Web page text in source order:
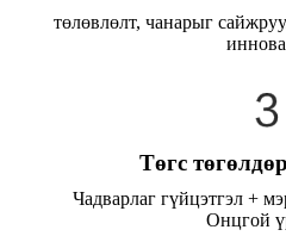
төлөвлөлт, чанарыг
Төгс
Чадварлаг гүйцэтгэл +
Онцгой